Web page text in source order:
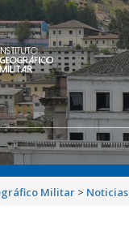
Militar > Noticias